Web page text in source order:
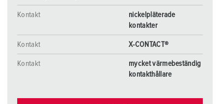
Kontakt
nickelpläterade
kontakter
Kontakt X-CONTACT®
Kontakt
mycket värmebeständig
kontakthållare